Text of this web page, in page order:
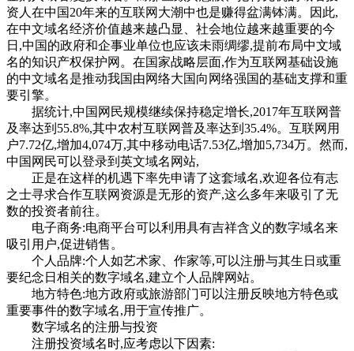
资人在中国20年来的互联网大潮中也是赚得盆满钵满。因此,
在中文域名经济价值越来越凸显、社会地位越来越重要的今
日,中国的政府和企事业单位也应该未雨绸缪,提前布局中文域
名的知识产权保护网。在国家战略层面,作为互联网基础设施
的中文域名是推动我国由网络大国向网络强国的基础支撑和重
要引擎。
据统计,中国网民规模继续保持稳定增长,2017年互联网普
及率达到55.8%,其中农村互联网普及率达到35.4%。互联网用
户7.72亿,增加4,074万,其中移动电话7.53亿,增加5,734万。然而,
中国网民可以登录到英文域名网站,
正是在这样的机遇下率先申请了这套域名,欢迎各位有志
之士寻求合作互联网资源是无形的资产,这么多年来吸引了无
数的投资者前往。
电子商务:电商平台可以利用具有吉祥含义的数字域名来
吸引用户,促进销售。
个人品牌:个人如艺术家、作家等,可以注册与其生日或重
要纪念日相关的数字域名,建立个人品牌网站。
地方特色:地方政府或旅游部门可以注册反映地方特色或
重要事件的数字域名,用于宣传推广。
数字域名的注册与投资
注册投资域名时,应考虑以下因素: